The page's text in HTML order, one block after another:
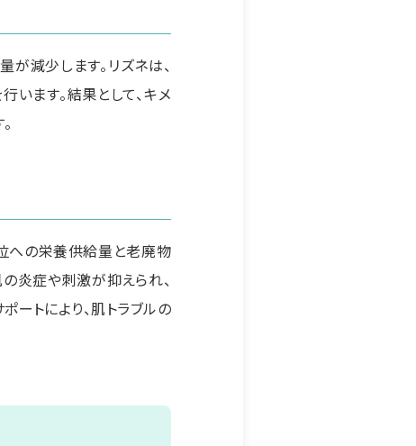
減少します。リズネは、
ます。結果として、キメ
への栄養供給量と老廃物
炎症や刺激が抑えられ、
ートにより、肌トラブルの